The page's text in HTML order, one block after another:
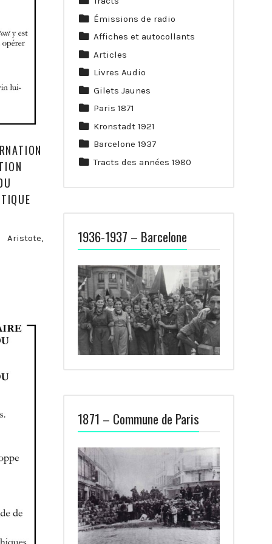
Aristote,
Émissions de radio
Affiches et autocollants
Articles
Livres Audio
Gilets Jaunes
Paris 1871
Kronstadt 1921
Barcelone 1937
Tracts des années 1980
1936-1937 – Barcelone
1871 – Commune de Paris